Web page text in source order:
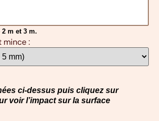
m et 3 m.
mince :
ci-dessus puis cliquez sur
voir l’impact sur la surface